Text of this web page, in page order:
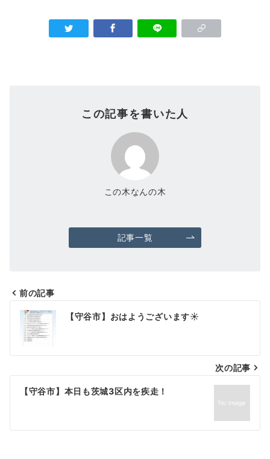
この記事を書いた人
この木なんの木
記事一覧
投
ビ
シ
前の記事
【守谷市】おはようございます☀
次の記事
【守谷市】本日も茨城3区内を疾走！